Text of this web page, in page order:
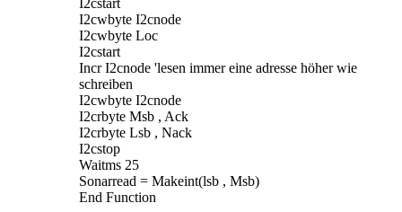
I2cwbyte I2cnode
I2cwbyte Loc
I2cstart
Incr I2cnode 'lesen immer eine adresse höher wie
schreiben
I2cwbyte I2cnode
I2crbyte Msb , Ack
I2crbyte Lsb , Nack
I2cstop
Waitms 25
Sonarread = Makeint(lsb , Msb)
End Function